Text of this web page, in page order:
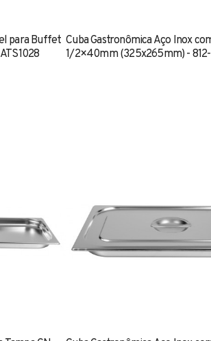
para Buffet Cuba Gastronômica Aço Inox
1/2×40mm (325x265mm) -